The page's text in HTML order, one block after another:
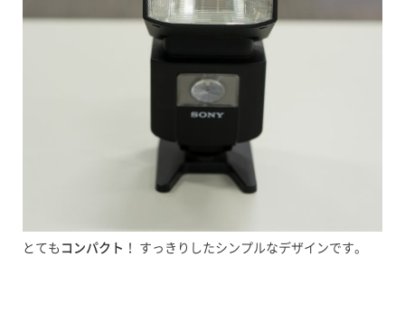
とても コンパクト ！ すっきりしたシンプルなデザインです。